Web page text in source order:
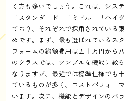
く方も多いでしょう。これは、シス
「スタンダード」「ミドル」「ハイ
ており、それぞれで採用されている
めです。まず、最も選ばれているス
フォームの総額費用は五十万円から
のクラスでは、シンプルな機能に絞
なりますが、最近では標準仕様でも
ているものが多く、コストパフォー
います。次に、機能とデザインのバ